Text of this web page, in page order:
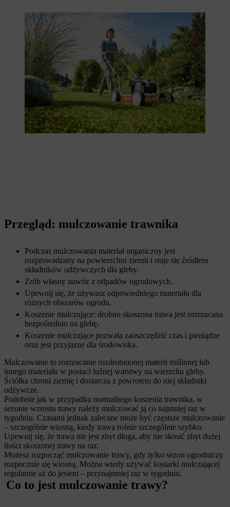
Przegląd: mulczowanie trawnika
Podczas mulczowania materiał organiczny jest
rozprowadzany na powierzchni ziemii i staje się źródłem
składników odżywczych dla gleby.
Zrób własny nawóz z odpadów ogrodowych.
Upewnij się, że używasz odpowiedniego materiału dla
różnych obszarów ogrodu.
Koszenie mulczujące: drobno skoszona trawa jest rozrzucana
bezpośrednio na glebę.
Koszenie mulczujące pozwala zaoszczędzić czas i pieniądze
oraz jest przyjazne dla środowiska.
Mulczowanie to rozrzucanie rozdrobnionej materii roślinnej lub
innego materiału w postaci luźnej warstwy na wierzchu gleby.
Ściółka chroni ziemię i dostarcza z powrotem do niej składniki
odżywcze.
Podobnie jak w przypadku normalnego koszenia trawnika, w
sezonie wzrostu trawy należy mulczować ją co najmniej raz w
tygodniu. Czasami jednak zalecane może być częstsze mulczowanie
– szczególnie wiosną, kiedy trawa rośnie szczególnie szybko.
Upewnij się, że trawa nie jest zbyt długa, aby nie skosić zbyt dużej
ilości skoszonej trawy na raz.
Możesz rozpocząć mulczowanie trawy, gdy tylko sezon ogrodniczy
rozpocznie się wiosną. Można wtedy używać kosiarki mulczującej
regularnie aż do jesieni – przynajmniej raz w tygodniu.
Co to jest mulczowanie trawy?